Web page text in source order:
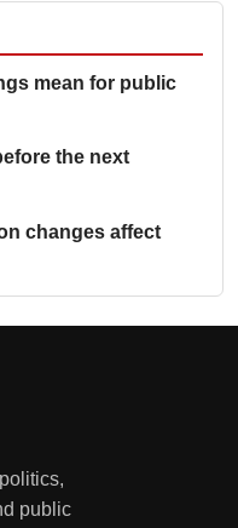
mean for public
the next
changes affect
public